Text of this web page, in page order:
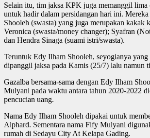
Selain itu, tim jaksa KPK juga memanggil lima
untuk hadir dalam persidangan hari ini.
Shooleh (swasta) yang juga merupakan kakak
Veronica (swasta/money changer); Syafran
dan Hendra Sinaga (suami istri/swasta).
Teruntuk Edy Ilham Shooleh, seyogianya yang
dipanggil jaksa pada Kamis (25/7) lalu namun
Gazalba bersama-sama dengan Edy Ilham
Mulyani pada waktu antara tahun 2020-2022
pencucian uang.
Nama Edy Ilham Shooleh dipakai untuk
Alphard. Sementara nama Fify Mulyani
rumah di Sedayu City At Kelapa Gading.